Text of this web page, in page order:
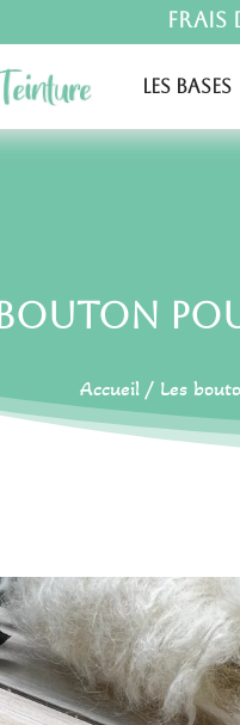
Frais
Les bases
Bouton
Accueil / Les